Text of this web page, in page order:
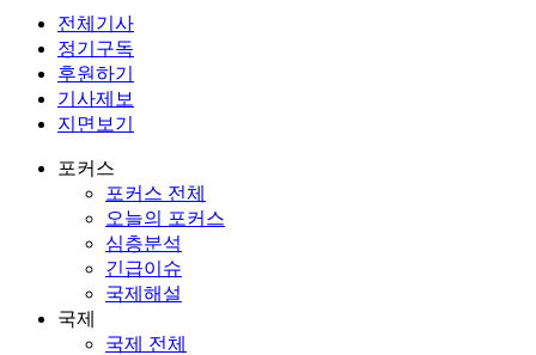
전체기사
정기구독
후원하기
기사제보
지면보기
포커스
포커스 전체
오늘의 포커스
심층분석
긴급이슈
국제해설
국제
국제 전체